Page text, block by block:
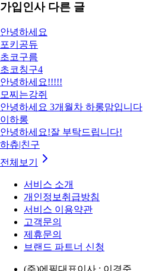
가입인사다른 글
안녕하세요
포키공듀
초코구름
초코칭구4
안녕하세요!!!!!
모찌는강쥐
안녕하세요 3개월차 하롱맘입니다
이하롱
안녕하세요!잘 부탁드립니다!
하츄|친구
전체보기
서비스 소개
개인정보취급방침
서비스 이용약관
고객문의
제휴문의
브랜드 파트너 신청
(주)에필대표이사 : 이경준